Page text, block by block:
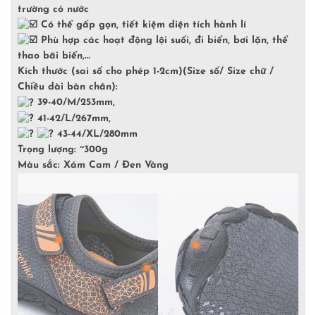
trường có nước
Có thể gấp gọn, tiết kiệm diện tích hành lí
Phù hợp các hoạt động lội suối, đi biển, bơi lặn, thể
thao bãi biển,…
Kích thước (sai số cho phép 1-2cm)(Size số/ Size chữ /
Chiều dài bàn chân):
39-40/M/253mm,
41-42/L/267mm,
43-44/XL/280mm
Trọng lượng: ~300g
Màu sắc: Xám Cam / Đen Vàng